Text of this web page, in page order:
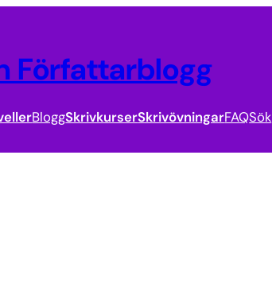
Författarblogg
BloggSkrivkurserSkrivövningarFAQSök